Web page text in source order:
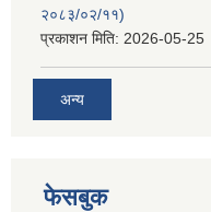
२०८३/०२/११)
प्रकाशन मिति: 2026-05-25
अन्य
फेसबुक